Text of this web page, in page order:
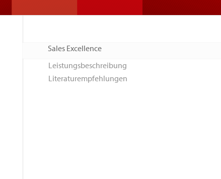
Sales Excellence
Leistungsbeschreibung
Literaturempfehlungen